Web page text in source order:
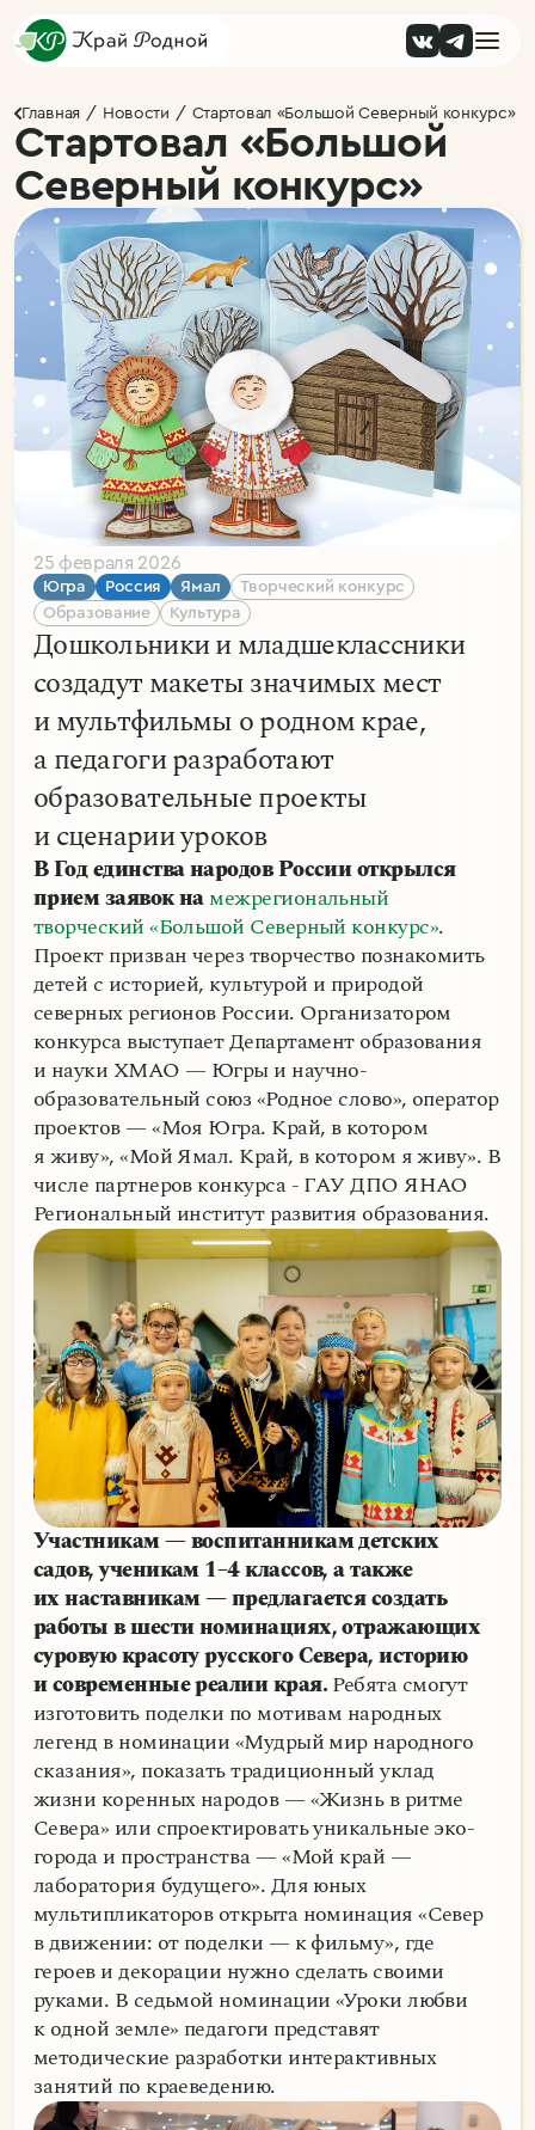
Главная Новости Стартовал «Большой Северный конкурс»
Стартовал «Большой
Северный конкурс»
25 февраля 2026
Югра Россия Ямал
Творческий конкурс
Образование
Культура
Дошкольники и младшеклассники
создадут макеты значимых мест
и мультфильмы о родном крае,
а педагоги разработают
образовательные проекты
и сценарии уроков
В Год единства народов России открылся
прием заявок намежрегиональный
творческий «Большой Северный конкурс».
Проект призван через творчество познакомить
детей с историей, культурой и природой
северных регионов России. Организатором
конкурса выступает Департамент образования
и науки ХМАО — Югры и научно-
образовательный союз «Родное слово», оператор
проектов — «Моя Югра. Край, в котором
я живу», «Мой Ямал. Край, в котором я живу». В
числе партнеров конкурса - ГАУ ДПО ЯНАО
Региональный институт развития образования.
Участникам — воспитанникам детских
садов, ученикам 1–4 классов, а также
их наставникам — предлагается создать
работы в шести номинациях, отражающих
суровую красоту русского Севера, историю
и современные реалии края.Ребята смогут
изготовить поделки по мотивам народных
легенд в номинации «Мудрый мир народного
сказания», показать традиционный уклад
жизни коренных народов — «Жизнь в ритме
Севера» или спроектировать уникальные эко-
города и пространства — «Мой край —
лаборатория будущего». Для юных
мультипликаторов открыта номинация «Север
в движении: от поделки — к фильму», где
героев и декорации нужно сделать своими
руками. В седьмой номинации «Уроки любви
к одной земле» педагоги представят
методические разработки интерактивных
занятий по краеведению.